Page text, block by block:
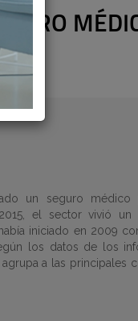
un seguro médico
el sector vivió un
iniciado en 2009
los datos de los
a las principales